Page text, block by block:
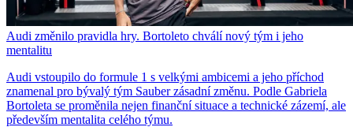
Audi změnilo pravidla hry. Bortoleto chválí nový tým i jeho
mentalitu
Audi vstoupilo do formule 1 s velkými ambicemi a jeho příchod
znamenal pro bývalý tým Sauber zásadní změnu. Podle Gabriela
Bortoleta se proměnila nejen finanční situace a technické zázemí, ale
především mentalita celého týmu.